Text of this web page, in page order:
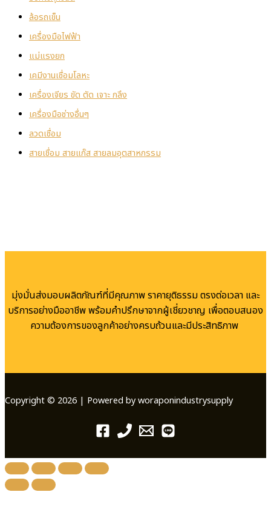
ล้อรถเข็น
เครื่องมือไฟฟ้า
แม่แรงยก
เคมีงานเชื่อมโลหะ
เครื่องเจียร ขัด ตัด เจาะ กลึง
เครื่องมือช่างอื่นๆ
ลวดเชื่อม
สายเชื่อม สายแก๊ส สายลมอุตสาหกรรม
มุ่งมั่นส่งมอบผลิตภัณฑ์ที่มีคุณภาพ ราคายุติธรรม ตรงต่อเวลา และ
บริการอย่างมืออาชีพ พร้อมคำปรึกษาจากผู้เชี่ยวชาญ เพื่อตอบสนอง
ความต้องการของลูกค้าอย่างครบถ้วนและมีประสิทธิภาพ
Copyright © 2026 | Powered by woraponindustrysupply